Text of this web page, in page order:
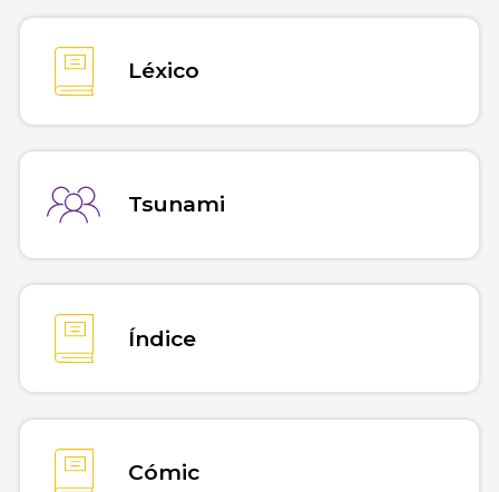
Léxico
Tsunami
Índice
Cómic